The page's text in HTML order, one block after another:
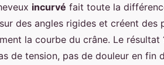
incurvé fait toute la
des angles rigides et créent des
la courbe du crâne. Le résultat
de tension, pas de douleur en fin